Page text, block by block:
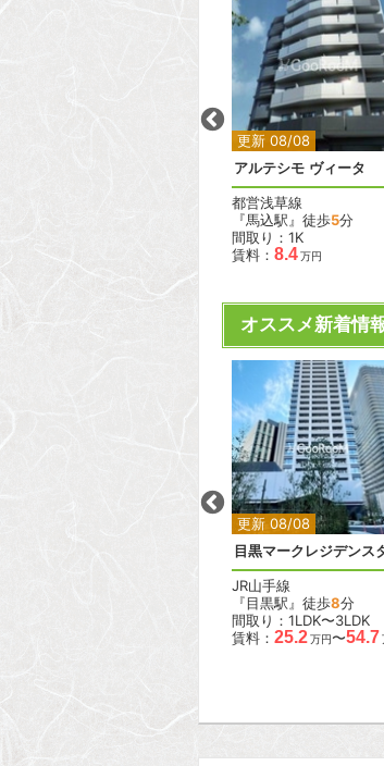
賃料：
更新 08/08
2
アルテシモ ヴィータ
都営浅草線
『馬込駅』徒歩5分
間取り：1K
賃料： 8.4万円
オススメ新着情
更新 08/08
2
JR山手線
『目黒駅』徒歩8分
間取り：1LDK〜3LDK
賃料： 25.2万円〜54.7